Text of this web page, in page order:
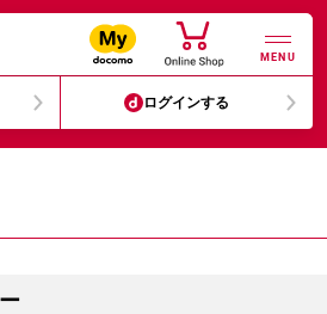
MENU
ログインする